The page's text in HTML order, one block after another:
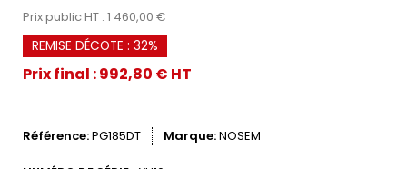
Prix public HT : 1 460,00 €
REMISE DÉCOTE : 32%
Prix final : 992,80 € HT
Référence PG185DT Marque NOSEM